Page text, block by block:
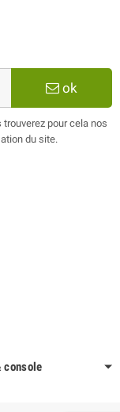
ok
pour cela nos
du site.
console